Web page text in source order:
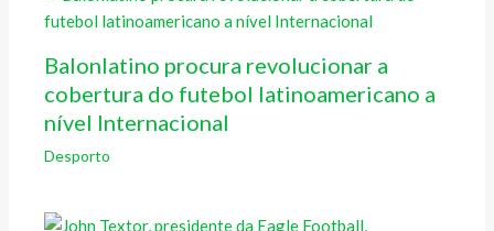
Balonlatino procura revolucionar a
cobertura do futebol latinoamericano a
nível Internacional
Desporto